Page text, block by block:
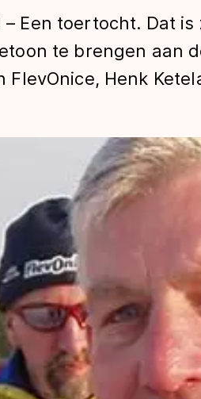
Spelen
– Een toertocht. Dat
te brengen aan
Henk